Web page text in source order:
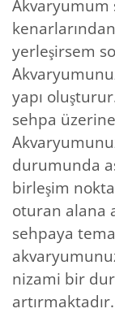
Akvaryumum
yerleşirsem
yapı
sehpa
durumunda
birleşim
oturan alana
sehpaya
nizami bir
artırmaktadır.